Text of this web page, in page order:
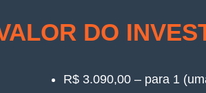
DO
R$ 3.090,00 – para 1